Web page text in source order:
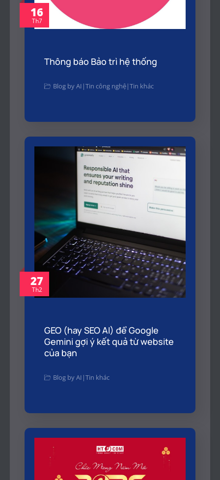
16
Th7
Thông báo Bảo trì hệ thống
Blog by AI |Tin công nghệ|Tin khác
27
Th2
GEO (hay SEO AI) để Google
Gemini gợi ý kết quả từ website
của bạn
Blog by AI |Tin khác